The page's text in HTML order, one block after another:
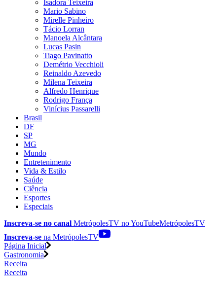
Isadora Teixeira
Mario Sabino
Mirelle Pinheiro
Tácio Lorran
Manoela Alcântara
Lucas Pasin
Tiago Pavinatto
Demétrio Vecchioli
Reinaldo Azevedo
Milena Teixeira
Alfredo Henrique
Rodrigo França
Vinícius Passarelli
Brasil
DF
SP
MG
Mundo
Entretenimento
Vida & Estilo
Saúde
Ciência
Esportes
Especiais
Inscreva-se no canal MetrópolesTV noYouTubeMetrópolesTV
Inscreva-se na MetrópolesTV
Página Inicial
Gastronomia
Receita
Receita